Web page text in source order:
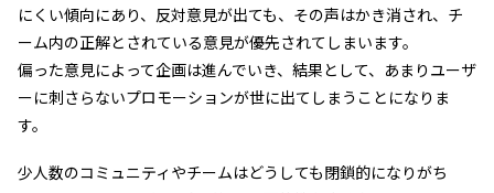
にくい傾向にあり、反対意見が出ても、その声はかき消され、チ
ーム内の正解とされている意見が優先されてしまいます。
偏った意見によって企画は進んでいき、結果として、あまりユーザ
ーに刺さらないプロモーションが世に出てしまうことになりま
す。
少人数のコミュニティやチームはどうしても閉鎖的になりがち